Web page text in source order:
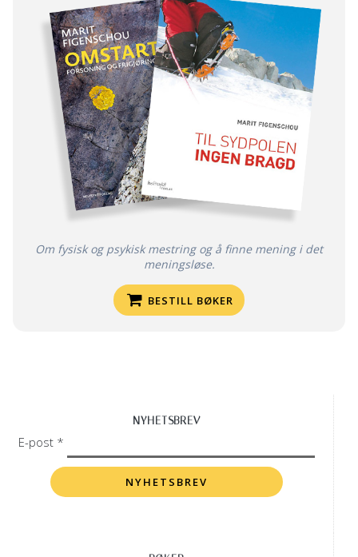
Om fysisk og psykisk mestring og å finne mening i det
meningsløse.
BESTILL BØKER
NYHETSBREV
E-post *